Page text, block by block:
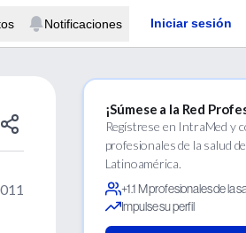
Notificaciones Iniciar sesión
¡Súmese a la Red
Regístrese en IntraMed y
profesionales de la salud
Latinoamérica.
+1.1 M profesionales de la
Impulse su perfil